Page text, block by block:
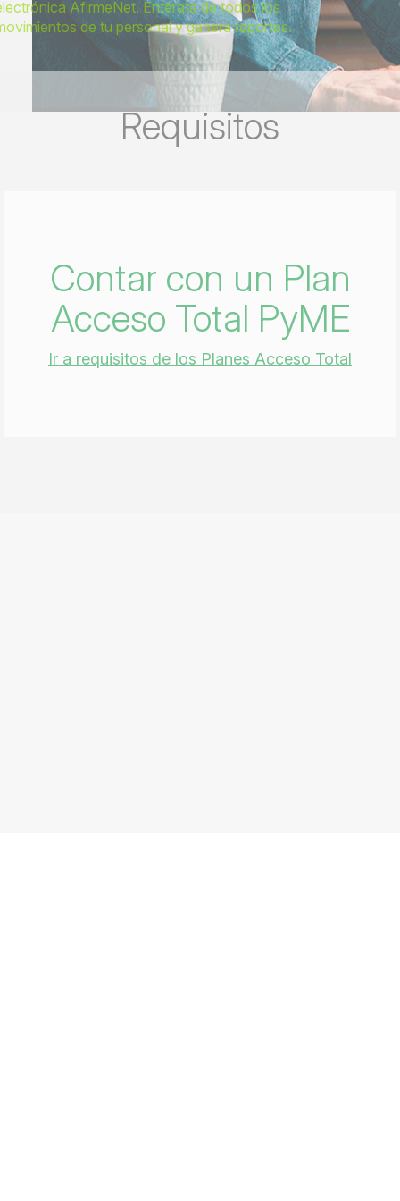
AfirmeNet. Entérate de todos los
de tu personal y genera reportes.
Requisitos
Contar con un Plan
Acceso Total PyME
Ir a requisitos de los Planes Acceso Total